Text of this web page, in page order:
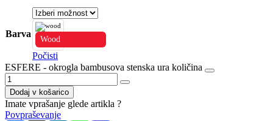
Barva
Wood
Počisti
ESFERE - okrogla bambusova stenska ura količina
Dodaj v košarico
Imate vprašanje glede artikla ?
Povpraševanje